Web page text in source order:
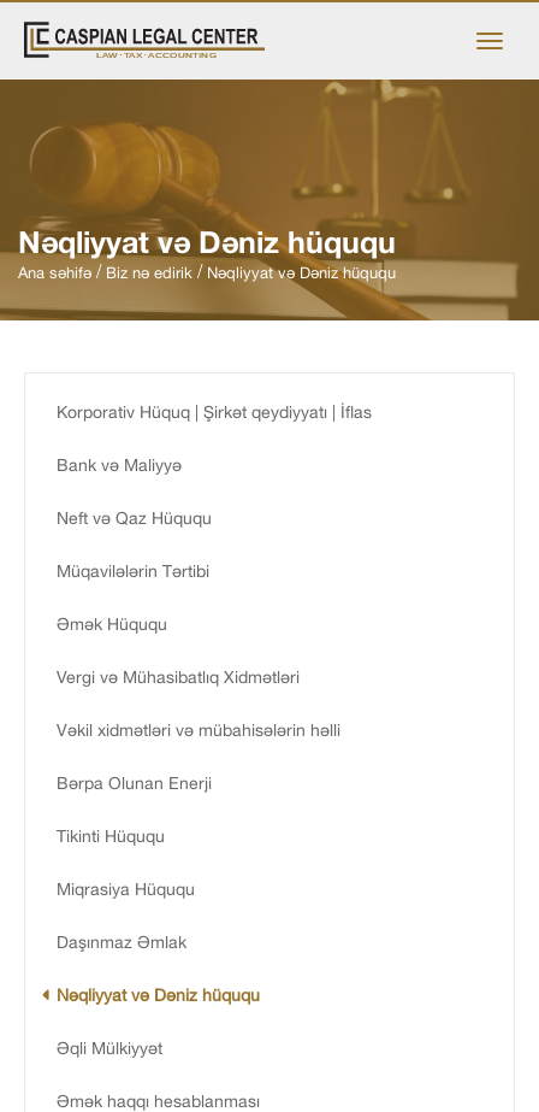
Nəqliyyat və Dəniz hüququ
Ana səhifə Biz nə edirik Nəqliyyat və Dəniz hüququ
Korporativ Hüquq | Şirkət qeydiyyatı | İflas
Bank və Maliyyə
Neft və Qaz Hüququ
Müqavilələrin Tərtibi
Əmək Hüququ
Vergi və Mühasibatlıq Xidmətləri
Vəkil xidmətləri və mübahisələrin həlli
Bərpa Olunan Enerji
Tikinti Hüququ
Miqrasiya Hüququ
Daşınmaz Əmlak
Nəqliyyat və Dəniz hüququ
Əqli Mülkiyyət
Əmək haqqı hesablanması